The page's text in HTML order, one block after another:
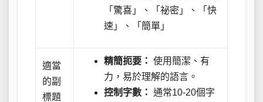
「驚喜」、「祕密」、「快
速」、「簡單」
適當
的副
標題
精簡扼要： 使用簡潔、有
力，易於理解的語言。
控制字數： 通常10-20個字